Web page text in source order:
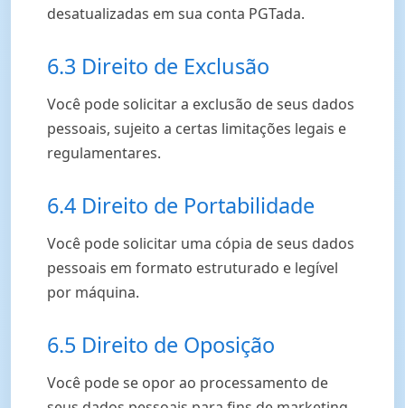
desatualizadas em sua conta PGTada.
6.3 Direito de Exclusão
Você pode solicitar a exclusão de seus dados
pessoais, sujeito a certas limitações legais e
regulamentares.
6.4 Direito de Portabilidade
Você pode solicitar uma cópia de seus dados
pessoais em formato estruturado e legível
por máquina.
6.5 Direito de Oposição
Você pode se opor ao processamento de